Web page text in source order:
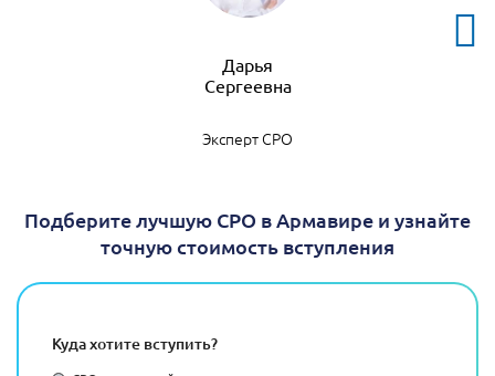
Дарья
Сергеевна
Эксперт СРО
Подберите лучшую СРО в Армавире и узнайте
точную стоимость вступления
Куда хотите вступить?